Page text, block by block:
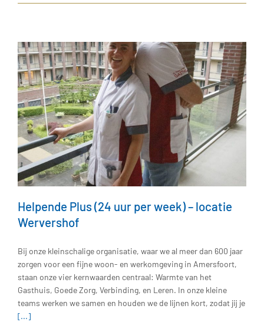
Helpende Plus (24 uur per week) – locatie
Wervershof
Bij onze kleinschalige organisatie, waar we al meer dan 600 jaar
zorgen voor een fijne woon- en werkomgeving in Amersfoort,
staan onze vier kernwaarden centraal: Warmte van het
Gasthuis, Goede Zorg, Verbinding, en Leren. In onze kleine
teams werken we samen en houden we de lijnen kort, zodat jij je
[...]